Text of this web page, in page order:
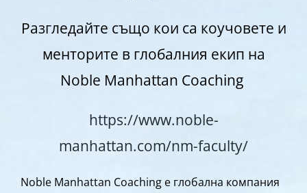
Разгледайте също кои са коучовете и
менторите в глобалния екип на
Noble Manhattan Coaching
https://www.noble-
manhattan.com/nm-faculty/
Noble Manhattan Coaching е глобална компания